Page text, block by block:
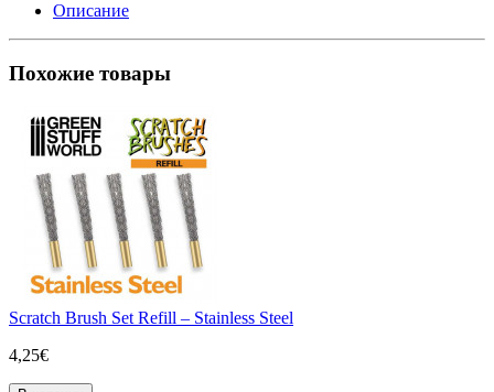
Описание
Похожие товары
Scratch Brush Set Refill – Stainless Steel
4,25€